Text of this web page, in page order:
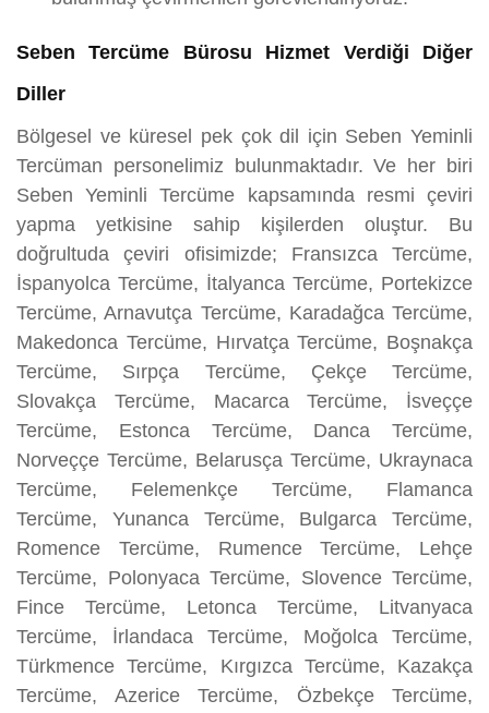
Seben Tercüme Bürosu Hizmet Verdiği Diğer
Diller
Bölgesel ve küresel pek çok dil için Seben Yeminli
Tercüman personelimiz bulunmaktadır. Ve her biri
Seben Yeminli Tercüme kapsamında resmi çeviri
yapma yetkisine sahip kişilerden oluştur. Bu
doğrultuda çeviri ofisimizde; Fransızca Tercüme,
İspanyolca Tercüme, İtalyanca Tercüme, Portekizce
Tercüme, Arnavutça Tercüme, Karadağca Tercüme,
Makedonca Tercüme, Hırvatça Tercüme, Boşnakça
Tercüme, Sırpça Tercüme, Çekçe Tercüme,
Slovakça Tercüme, Macarca Tercüme, İsveççe
Tercüme, Estonca Tercüme, Danca Tercüme,
Norveççe Tercüme, Belarusça Tercüme, Ukraynaca
Tercüme, Felemenkçe Tercüme, Flamanca
Tercüme, Yunanca Tercüme, Bulgarca Tercüme,
Romence Tercüme, Rumence Tercüme, Lehçe
Tercüme, Polonyaca Tercüme, Slovence Tercüme,
Fince Tercüme, Letonca Tercüme, Litvanyaca
Tercüme, İrlandaca Tercüme, Moğolca Tercüme,
Türkmence Tercüme, Kırgızca Tercüme, Kazakça
Tercüme, Azerice Tercüme, Özbekçe Tercüme,